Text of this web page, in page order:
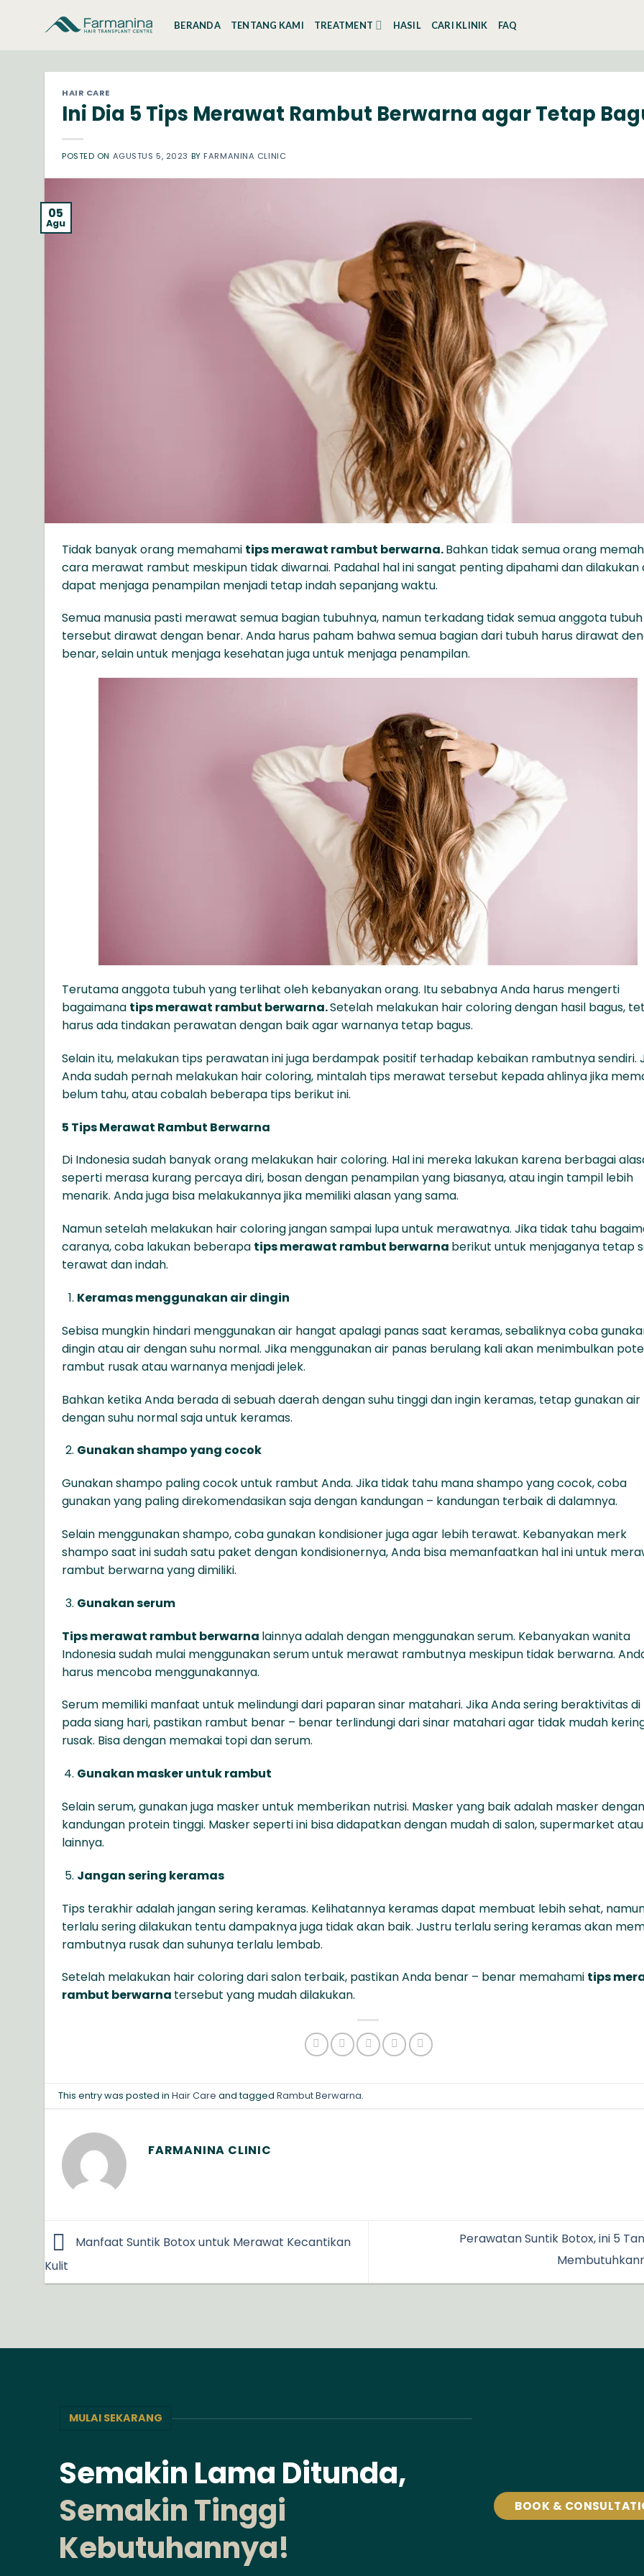
BERANDA TENTANG KAMI TREATMENT HASIL CARI KLINIK FAQ
HAIR CARE
Ini Dia 5 Tips Merawat Rambut Berwarna agar Tetap
POSTED ON AGUSTUS 5, 2023 BY FARMANINA CLINIC
05
Agu
Tidak banyak orang memahami tips merawat rambut berwarna.Bahkan tidak semua orang
cara merawat rambut meskipun tidak diwarnai. Padahal hal ini sangat penting dipahami dan dilakukan
dapat menjaga penampilan menjadi tetap indah sepanjang waktu.
Semua manusia pasti merawat semua bagian tubuhnya, namun terkadang tidak semua anggota tubuh
tersebut dirawat dengan benar. Anda harus paham bahwa semua bagian dari tubuh harus dirawat
benar, selain untuk menjaga kesehatan juga untuk menjaga penampilan.
Terutama anggota tubuh yang terlihat oleh kebanyakan orang. Itu sebabnya Anda harus mengerti
bagaimana tips merawat rambut berwarna.Setelah melakukan hair coloring dengan hasil bagus,
harus ada tindakan perawatan dengan baik agar warnanya tetap bagus.
Selain itu, melakukan tips perawatan ini juga berdampak positif terhadap kebaikan rambutnya sendiri.
Anda sudah pernah melakukan hair coloring, mintalah tips merawat tersebut kepada ahlinya jika
belum tahu, atau cobalah beberapa tips berikut ini.
5 Tips Merawat Rambut Berwarna
Di Indonesia sudah banyak orang melakukan hair coloring. Hal ini mereka lakukan karena berbagai
seperti merasa kurang percaya diri, bosan dengan penampilan yang biasanya, atau ingin tampil lebih
menarik. Anda juga bisa melakukannya jika memiliki alasan yang sama.
Namun setelah melakukan hair coloring jangan sampai lupa untuk merawatnya. Jika tidak tahu
caranya, coba lakukan beberapa tips merawat rambut berwarna berikut untuk menjaganya tetap
terawat dan indah.
Keramas menggunakan air dingin
Sebisa mungkin hindari menggunakan air hangat apalagi panas saat keramas, sebaliknya coba
dingin atau air dengan suhu normal. Jika menggunakan air panas berulang kali akan menimbulkan
rambut rusak atau warnanya menjadi jelek.
Bahkan ketika Anda berada di sebuah daerah dengan suhu tinggi dan ingin keramas, tetap gunakan air
dengan suhu normal saja untuk keramas.
Gunakan shampo yang cocok
Gunakan shampo paling cocok untuk rambut Anda. Jika tidak tahu mana shampo yang cocok, coba
gunakan yang paling direkomendasikan saja dengan kandungan – kandungan terbaik di dalamnya.
Selain menggunakan shampo, coba gunakan kondisioner juga agar lebih terawat. Kebanyakan merk
shampo saat ini sudah satu paket dengan kondisionernya, Anda bisa memanfaatkan hal ini untuk
rambut berwarna yang dimiliki.
Gunakan serum
Tips merawat rambut berwarna lainnya adalah dengan menggunakan serum. Kebanyakan wanita
Indonesia sudah mulai menggunakan serum untuk merawat rambutnya meskipun tidak berwarna.
harus mencoba menggunakannya.
Serum memiliki manfaat untuk melindungi dari paparan sinar matahari. Jika Anda sering beraktivitas di
pada siang hari, pastikan rambut benar – benar terlindungi dari sinar matahari agar tidak mudah
rusak. Bisa dengan memakai topi dan serum.
Gunakan masker untuk rambut
Selain serum, gunakan juga masker untuk memberikan nutrisi. Masker yang baik adalah masker dengan
kandungan protein tinggi. Masker seperti ini bisa didapatkan dengan mudah di salon, supermarket
lainnya.
Jangan sering keramas
Tips terakhir adalah jangan sering keramas. Kelihatannya keramas dapat membuat lebih sehat,
terlalu sering dilakukan tentu dampaknya juga tidak akan baik. Justru terlalu sering keramas akan
rambutnya rusak dan suhunya terlalu lembab.
Setelah melakukan hair coloring dari salon terbaik, pastikan Anda benar – benar memahami tips
rambut berwarna tersebut yang mudah dilakukan.
This entry was posted inHair Care and taggedRambut Berwarna.
FARMANINA CLINIC
Manfaat Suntik Botox untuk Merawat Kecantikan
Kulit
Perawatan Suntik Botox, ini 5
MULAI SEKARANG
Semakin Lama Ditunda,
Semakin Tinggi
Kebutuhannya!
BOOK &